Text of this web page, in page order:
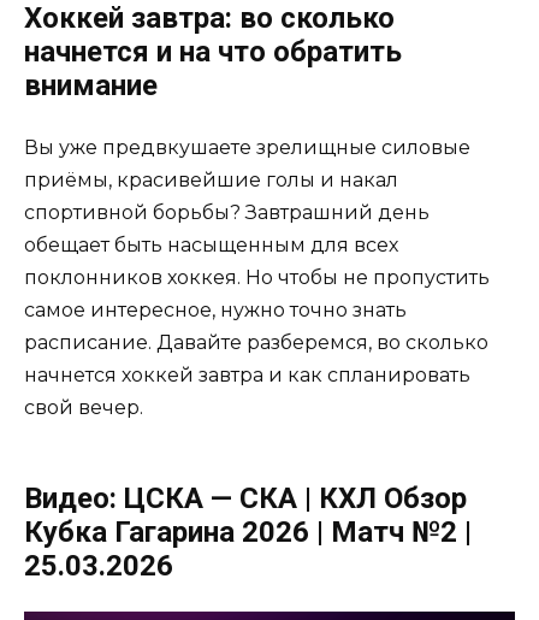
Хоккей завтра: во сколько
начнется и на что обратить
внимание
Вы уже предвкушаете зрелищные силовые
приёмы, красивейшие голы и накал
спортивной борьбы? Завтрашний день
обещает быть насыщенным для всех
поклонников хоккея. Но чтобы не пропустить
самое интересное, нужно точно знать
расписание. Давайте разберемся, во сколько
начнется хоккей завтра и как спланировать
свой вечер.
Видео: ЦСКА — СКА | КХЛ Обзор
Кубка Гагарина 2026 | Матч №2 |
25.03.2026